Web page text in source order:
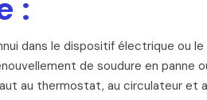
:
dans le dispositif électrique ou
de soudure en panne
au thermostat, au circulateur et